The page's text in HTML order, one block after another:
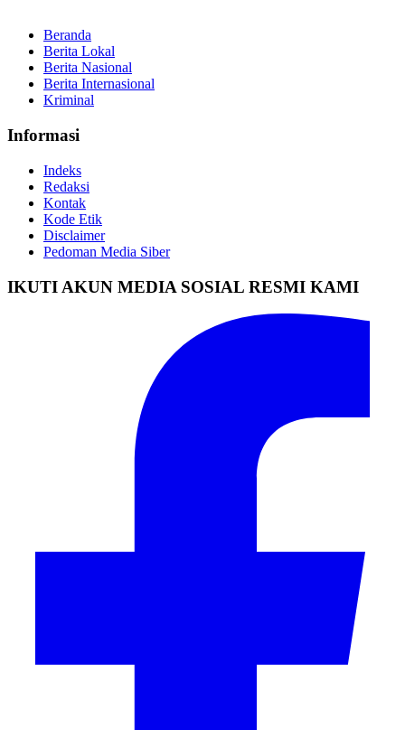
Beranda
Berita Lokal
Berita Nasional
Berita Internasional
Kriminal
Informasi
Indeks
Redaksi
Kontak
Kode Etik
Disclaimer
Pedoman Media Siber
IKUTI AKUN MEDIA SOSIAL RESMI KAMI